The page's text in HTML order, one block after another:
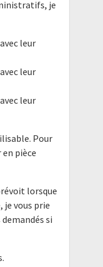
je
leur
leur
leur
Pour
pièce
lorsque
je vous prie
si